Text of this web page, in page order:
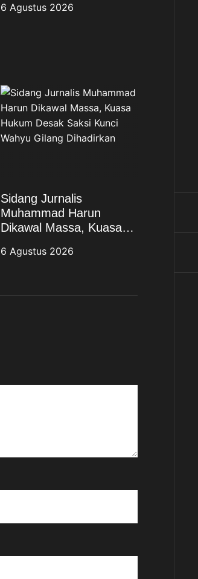
Kunci Wahyu Gilang
6 Agustus 2026
Sidang Jurnalis
Muhammad Harun
Dikawal Massa, Kuasa
Kunci Wahyu Gilang
6 Agustus 2026